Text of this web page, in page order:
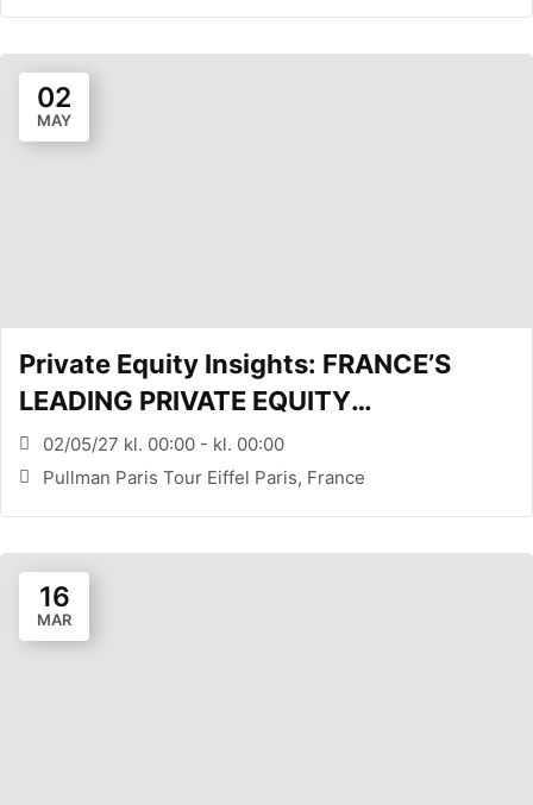
02
MAY
Private Equity Insights: FRANCE’S
LEADING PRIVATE EQUITY
CONFERENCE (PARIS, FR)
02/05/27 kl. 00:00 - kl. 00:00
Pullman Paris Tour Eiffel Paris, France
16
MAR